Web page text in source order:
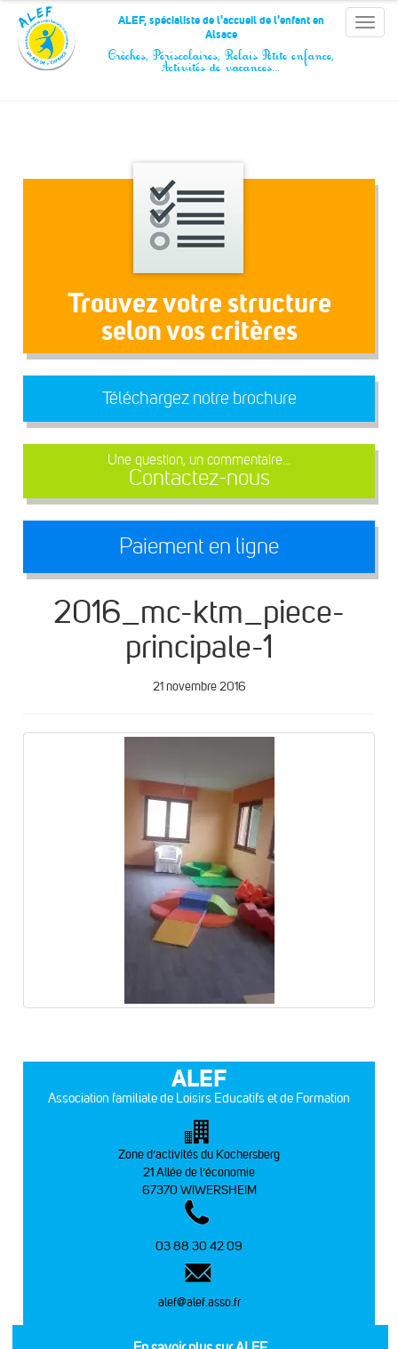
Panneau de gestion des cookies
Toggle
ALEF, spécialiste de l'accueil de l'enfant en
Alsace
Crèches, Périscolaires, Relais Petite enfance,
Activités de vacances…
Trouvez votre structure
selon vos critères
Téléchargez notre brochure
Une question, un commentaire...
Contactez-nous
Paiement en ligne
2016_mc-ktm_piece-
principale-1
21 novembre 2016
ALEF
Association familiale de Loisirs Educatifs et de Formation
Zone d’activités du Kochersberg
21 Allée de l’économie
67370 WIWERSHEIM
03 88 30 42 09
alef@alef.asso.fr